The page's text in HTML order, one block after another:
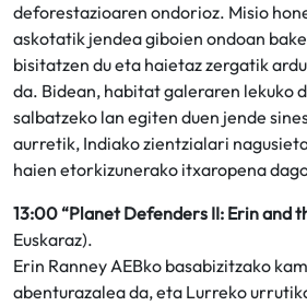
deforestazioaren ondorioz. Misio
askotatik jendea giboien ondoan
bisitatzen du eta haietaz zergatik
da. Bidean, habitat galeraren lekuko
salbatzeko lan egiten duen jende
aurretik, Indiako zientzialari
haien etorkizunerako itxaropena
13:00 “Planet Defenders II: Erin and
Euskaraz).
Erin Ranney AEBko basabizitzako
abenturazalea da, eta Lurreko